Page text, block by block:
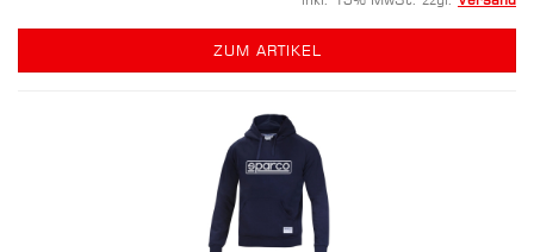
ZUM ARTIKEL